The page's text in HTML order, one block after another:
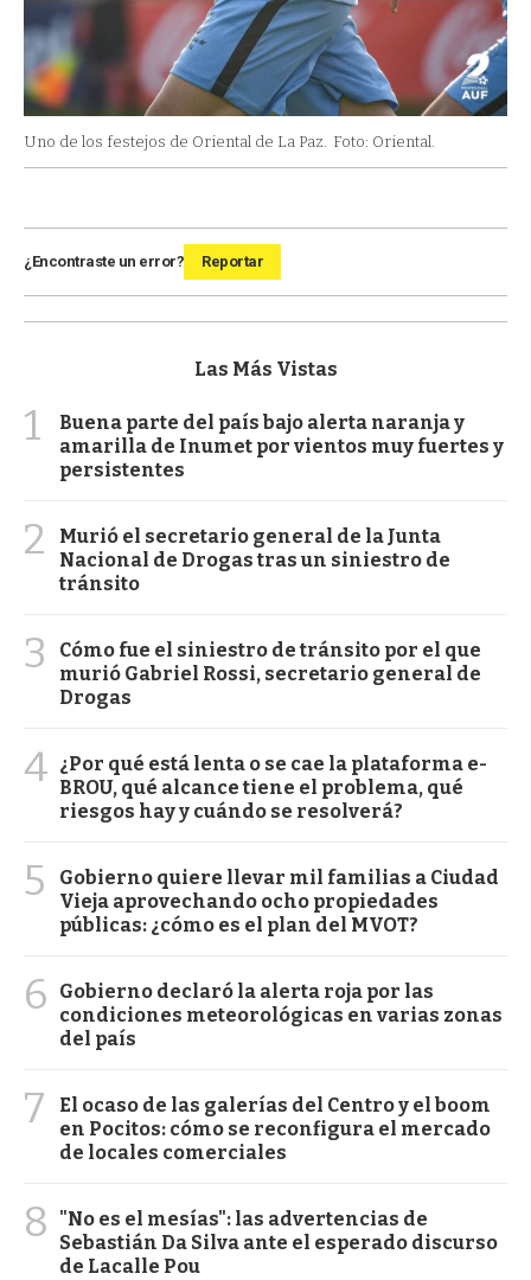
Uno de los festejos de Oriental de La Paz. Foto: Oriental.
¿Encontraste un error? Reportar
Las Más Vistas
1
Buena parte del país bajo alerta naranja y
amarilla de Inumet por vientos muy fuertes y
persistentes
2
Murió el secretario general de la Junta
Nacional de Drogas tras un siniestro de
tránsito
3
Cómo fue el siniestro de tránsito por el que
murió Gabriel Rossi, secretario general de
Drogas
4 ¿Por qué está lenta o se cae la plataforma e-
BROU, qué alcance tiene el problema, qué
riesgos hay y cuándo se resolverá?
5
Gobierno quiere llevar mil familias a Ciudad
Vieja aprovechando ocho propiedades
públicas: ¿cómo es el plan del MVOT?
6
Gobierno declaró la alerta roja por las
condiciones meteorológicas en varias zonas
del país
7
El ocaso de las galerías del Centro y el boom
en Pocitos: cómo se reconfigura el mercado
de locales comerciales
8
"No es el mesías": las advertencias de
Sebastián Da Silva ante el esperado discurso
de Lacalle Pou